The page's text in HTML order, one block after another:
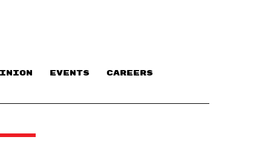
EVENTS CAREERS